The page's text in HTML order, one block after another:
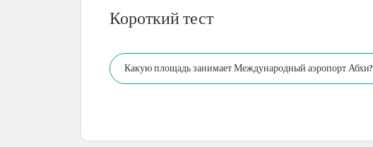
Короткий тест
Какую площадь занимает Международный аэропорт Абхи?